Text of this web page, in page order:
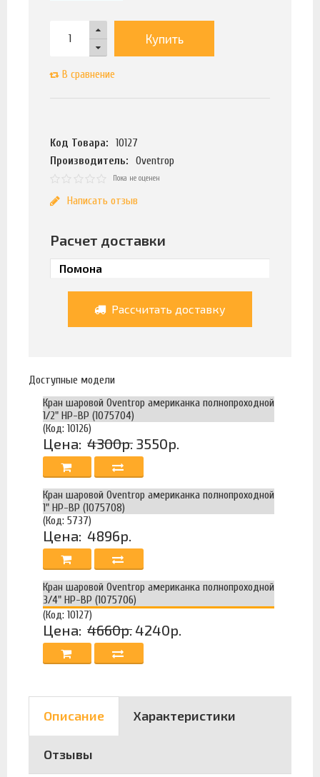
Купить
В сравнение
Код Товара:
10127
Производитель:
Oventrop
Пока не оценен
Написать отзыв
Расчет доставки
Рассчитать доставку
Доступные модели
Кран шаровой Oventrop американка полнопроходной
1/2" НР-ВР (1075704)
(Код: 10126)
Цена: 4300р. 3550р.
Кран шаровой Oventrop американка полнопроходной
1" НР-ВР (1075708)
(Код: 5737)
Цена: 4896р.
Кран шаровой Oventrop американка полнопроходной
3/4" НР-ВР (1075706)
(Код: 10127)
Цена: 4660р. 4240р.
Описание Характеристики
Отзывы